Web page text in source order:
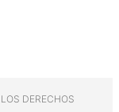
DERECHOS